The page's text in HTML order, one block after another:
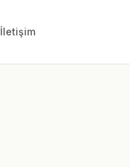
İletişim